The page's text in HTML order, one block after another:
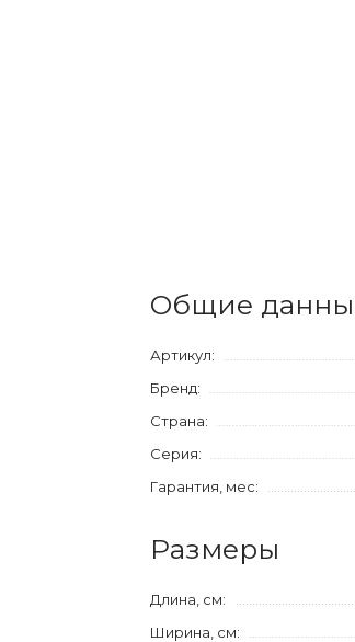
Общие
Артикул:
Бренд:
Страна:
Серия:
Гарантия, мес:
Размеры
Длина, см:
Ширина, см: